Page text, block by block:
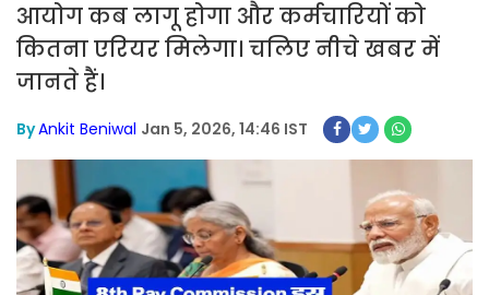
आयोग कब लागू होगा और कर्मचारियों को
कितना एरियर मिलेगा। चलिए नीचे खबर में
जानते हैं।
ByAnkit Beniwal Jan 5, 2026, 14:46 IST